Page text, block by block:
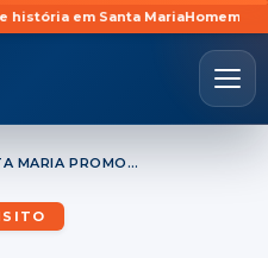
Santa MariaHomem é preso
SANTA MARIA PROMOVE MUDANÇAS NO TRÂNSITO DA AVENIDA RIO BRANCO COM NOVOS SEMÁFOROS PARA PEDESTRES